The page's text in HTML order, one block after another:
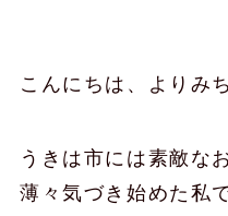
こんにちは、よりみ
うきは市には素敵な
薄々気づき始めた私